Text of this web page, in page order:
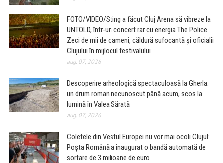
FOTO/VIDEO/Sting a făcut Cluj Arena să vibreze la
UNTOLD, într-un concert rar cu energia The Police.
Zeci de mii de oameni, căldură sufocantă și oficialii
Clujului în mijlocul festivalului
aug. 07, 2026
Descoperire arheologică spectaculoasă la Gherla:
un drum roman necunoscut până acum, scos la
lumină în Valea Sărată
aug. 07, 2026
Coletele din Vestul Europei nu vor mai ocoli Clujul:
Poșta Română a inaugurat o bandă automată de
sortare de 3 milioane de euro